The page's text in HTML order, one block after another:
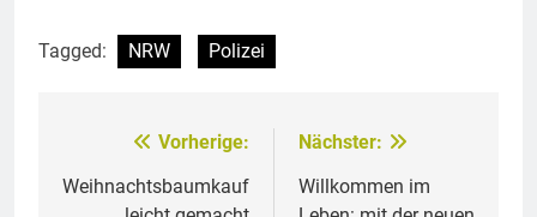
Tagged: NRW Polizei
Beitragsnavigation
Vorherige:
Weihnachtsbaumkauf
Nächster:
Willkommen im